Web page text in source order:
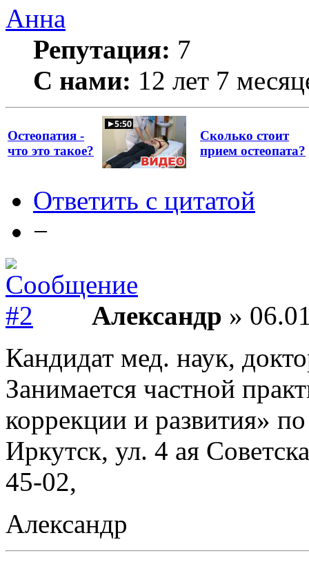
Анна
Репутация: 7
С нами: 12 лет 7
Остеопатия -
что это такое?
Сколько стоит
прием остеопата?
Ответить с цитатой
−
Александр »
Кандидат мед. наук,
Занимается частной
коррекции и развития»
Иркутск, ул. 4 ая
45-02,
Александр